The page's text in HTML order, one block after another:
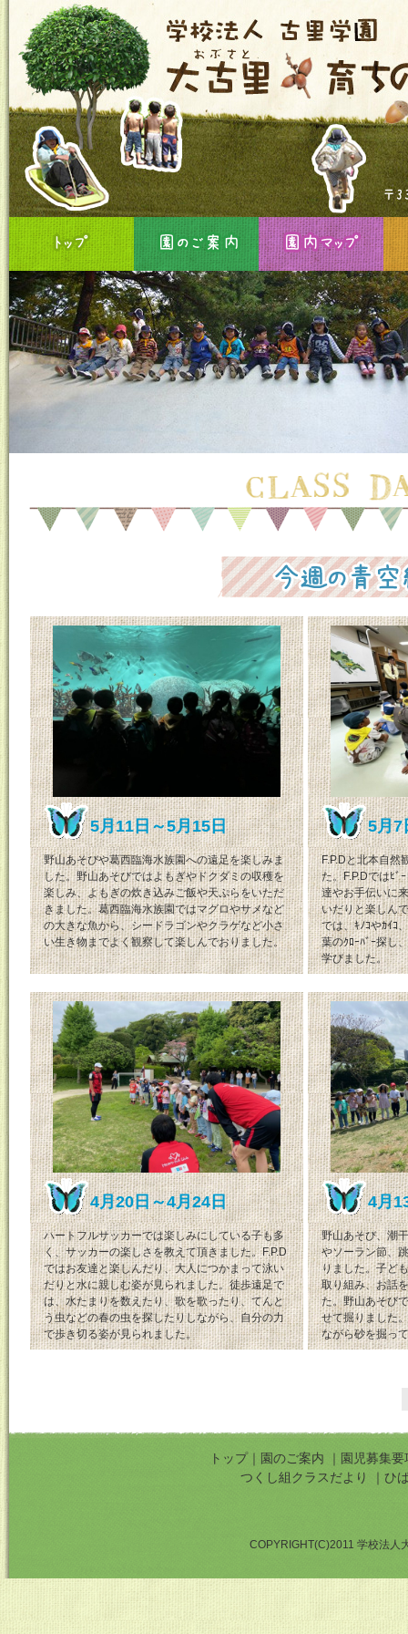
5月11日～5月15日
野山あそびや葛西臨海水族園への遠足を楽しみま
した。野山あそびではよもぎやドクダミの収穫を
楽しみ、よもぎの炊き込みご飯や天ぷらをいただ
きました。葛西臨海水族園ではマグロやサメなど
の大きな魚から、シードラゴンやクラゲなど小さ
い生き物までよく観察して楽しんでおりました。
5月7
F.P.Dと北本自然
た。F.P.Dではﾋﾞ
達やお手伝いに
いだりと楽しん
では、ｷﾉｺやｶｲｺ
葉のｸﾛｰﾊﾞｰ探し
学びました。
4月20日～4月24日
ハートフルサッカーでは楽しみにしている子も多
く、サッカーの楽しさを教えて頂きました。F.P.D
ではお友達と楽しんだり、大人につかまって泳い
だりと水に親しむ姿が見られました。徒歩遠足で
は、水たまりを数えたり、歌を歌ったり、てんと
う虫などの春の虫を探したりしながら、自分の力
で歩き切る姿が見られました。
4月
野山あそび、潮
やソーラン節、
りました。子ど
取り組み、お話
た。野山あそび
せて掘りました
ながら砂を掘っ
トップ｜ 園のご案内 ｜ 園児募集要
つくし組クラスだより
｜ ひ
COPYRIGHT(C)2011 学校法人